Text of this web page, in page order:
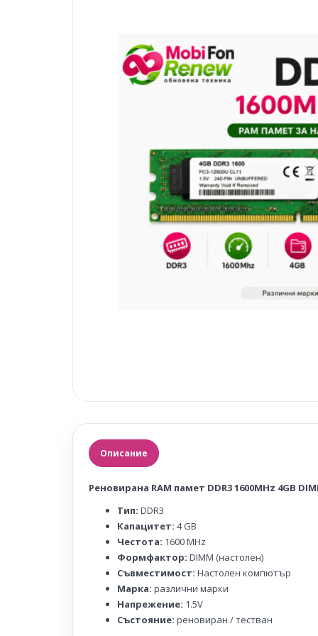
Описание
Реновирана RAM памет DDR3 1600MHz 4GB
Тип: DDR3
Капацитет: 4 GB
Честота: 1600 MHz
Формфактор: DIMM (настолен)
Съвместимост: Настолен компютър
Марка: различни марки
Напрежение: 1.5V
Състояние: реновиран / тестван